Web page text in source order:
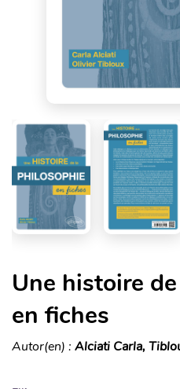
Une histoire
en fiches
Autor(en) : Alciati Carla,